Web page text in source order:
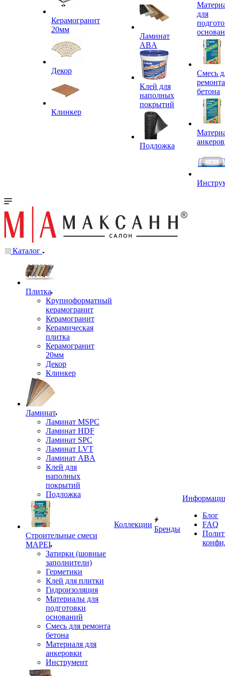
Керамогранит
20мм
Декор
Клинкер
Ламинат
ABA
Клей для
наполных
покрытий
Подложка
для
Смесь
ремонта
бетона
Каталог
Плитка
Крупноформатный
керамогранит
Керамогранит
Керамическая
плитка
Керамогранит
20мм
Декор
Клинкер
Ламинат
Ламинат MSPC
Ламинат HDF
Ламинат SPC
Ламинат LVT
Ламинат ABA
Клей для
наполных
покрытий
Подложка
Строительные смеси
MAPEI
Затирки (шовные
заполнители)
Герметики
Клей для плитки
Гидроизоляция
Материалы для
подготовки
оснований
Смесь для ремонта
бетона
Материаля для
анкеровки
Инструмент
Коллекции
Бренды
Блог
FAQ